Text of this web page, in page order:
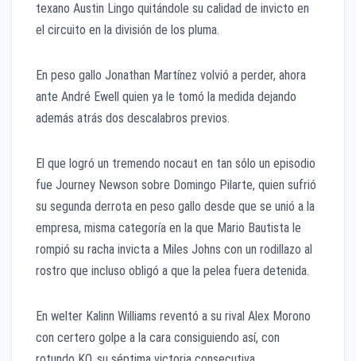
texano Austin Lingo quitándole su calidad de invicto en
el circuito en la división de los pluma.
En peso gallo Jonathan Martínez volvió a perder, ahora
ante André Ewell quien ya le tomó la medida dejando
además atrás dos descalabros previos.
El que logró un tremendo nocaut en tan sólo un episodio
fue Journey Newson sobre Domingo Pilarte, quien sufrió
su segunda derrota en peso gallo desde que se unió a la
empresa, misma categoría en la que Mario Bautista le
rompió su racha invicta a Miles Johns con un rodillazo al
rostro que incluso obligó a que la pelea fuera detenida.
En welter Kalinn Williams reventó a su rival Alex Morono
con certero golpe a la cara consiguiendo así, con